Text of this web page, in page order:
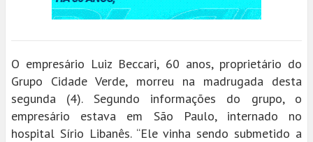
O empresário Luiz Beccari, 60 anos, proprietário do
Grupo Cidade Verde, morreu na madrugada desta
segunda (4). Segundo informações do grupo, o
empresário estava em São Paulo, internado no
hospital Sírio Libanês. “Ele vinha sendo submetido a